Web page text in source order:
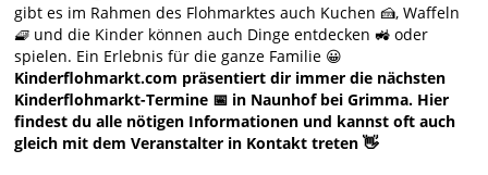
gibt es im Rahmen des Flohmarktes auch Kuchen 🍰, Waffeln
🧇 und die Kinder können auch Dinge entdecken 🚜 oder
spielen. Ein Erlebnis für die ganze Familie 😀
Kinderflohmarkt.com präsentiert dir immer die nächsten
Kinderflohmarkt-Termine 📅 in Naunhof bei Grimma. Hier
findest du alle nötigen Informationen und kannst oft auch
gleich mit dem Veranstalter in Kontakt treten 👋